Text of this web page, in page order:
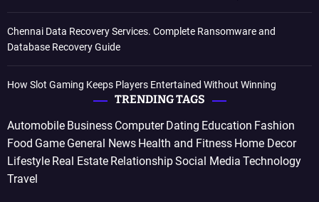
Chennai Data Recovery Services. Complete Ransomware and
Database Recovery Guide
How Slot Gaming Keeps Players Entertained Without Winning
TRENDING TAGS
Automobile Business Computer Dating Education Fashion
Food Game General News Health and Fitness Home Decor
Lifestyle Real Estate RelationshipSocial Media Technology
Travel